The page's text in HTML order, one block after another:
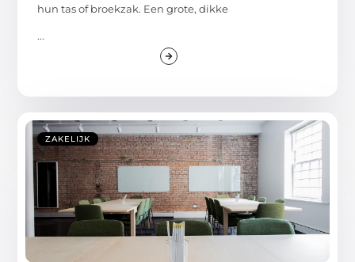
hun tas of broekzak. Een grote, dikke
...
ZAKELIJK